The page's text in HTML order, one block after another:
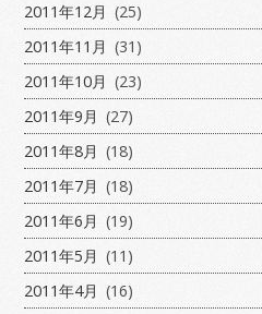
2011年12月 (25)
2011年11月 (31)
2011年10月 (23)
2011年9月 (27)
2011年8月 (18)
2011年7月 (18)
2011年6月 (19)
2011年5月 (11)
2011年4月 (16)